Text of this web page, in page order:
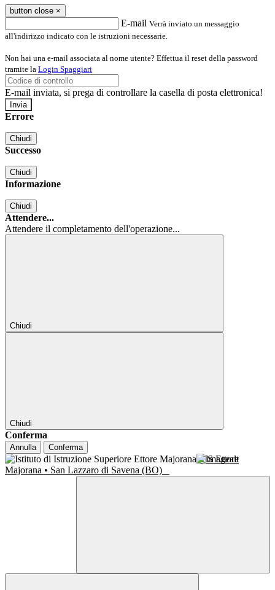
button close ×
E-mail Verrà inviato un messaggio
all'indirizzo indicato con le istruzioni necessarie.
Non hai una e-mail associata al nome utente? Effettua il reset della password
tramite la Login Spaggiari
E-mail inviata, si prega di controllare la casella di posta elettronica!
Errore
Chiudi
Successo
Chiudi
Informazione
Chiudi
Attendere...
Attendere il completamento dell'operazione...
Chiudi
Chiudi
Conferma
Annulla Conferma
IIS Ettore
Majorana • San Lazzaro di Savena (BO)